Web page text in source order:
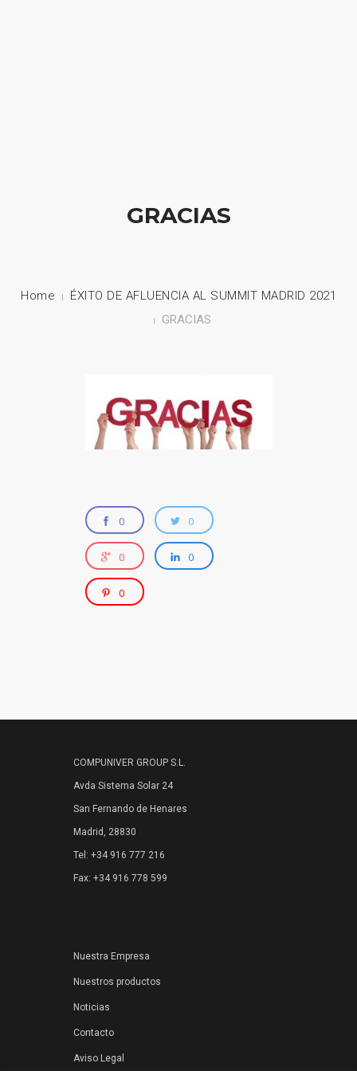
NUESTROS PRODUCTOSGRACIAS
Home
ÉXITO DE AFLUENCIA AL SUMMIT MADRID 2021
GRACIAS
0 0
0 0
0
COMPUNIVER GROUP S.L.
Avda Sistema Solar 24
San Fernando de Henares
Madrid, 28830
Tel: +34 916 777 216
Fax: +34 916 778 599
Nuestra Empresa
Nuestros productos
Noticias
Contacto
Aviso Legal